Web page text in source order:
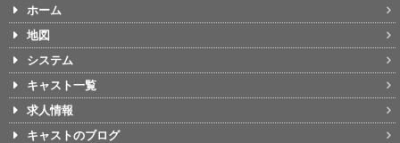
ホーム
地図
システム
キャスト一覧
求人情報
キャストのブログ